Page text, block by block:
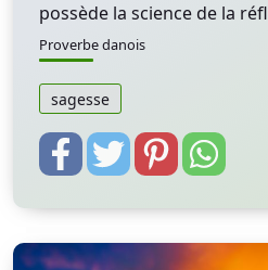
possède la science de la
Proverbe danois
sagesse